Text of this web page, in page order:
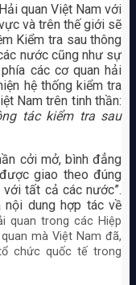
quan Việt Nam với
và trên thế giới sẽ
Kiểm tra sau thông
nước cũng như sự
các cơ quan hải
hệ thống kiểm tra
Nam trên tinh thần:
tác kiểm tra sau
cởi mở, bình đẳng
giao theo đúng
tất cả các nước”.
dung hợp tác về
quan trong các Hiệp
mà Việt Nam đã,
chức quốc tế trong